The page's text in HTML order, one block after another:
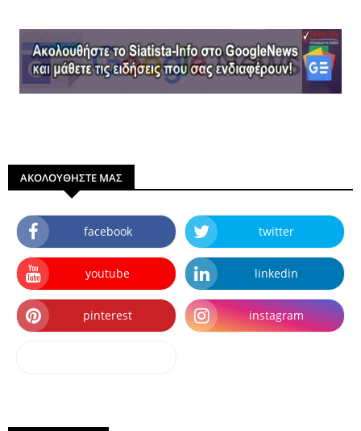
ΑΚΟΛΟΥΘΗΣΤΕ ΜΑΣ
facebook twitter
youtube linkedin
pinterest instagram